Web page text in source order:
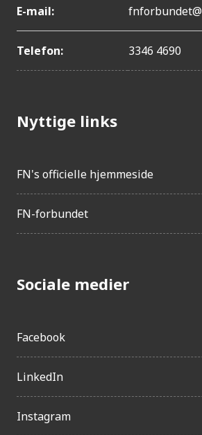
E-mail:
Telefon: 3346 4690
Nyttige links
FN's officielle hjemmeside
FN-forbundet
Sociale medier
Facebook
LinkedIn
Instagram